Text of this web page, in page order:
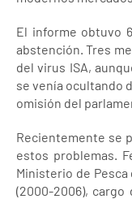
El informe obtuvo
abstención. Tres
del virus ISA,
se venía ocultando
omisión del
Recientemente se
estos problemas.
Ministerio de
(2000-2006),